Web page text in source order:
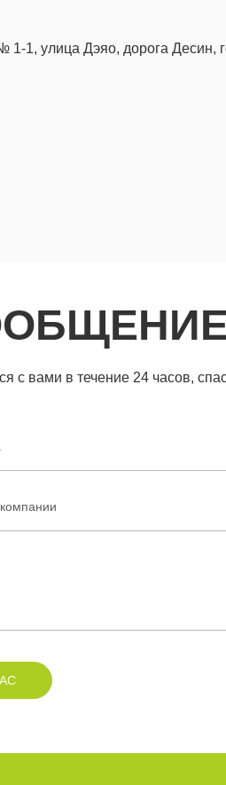
1-1, улица Дэяо, дорога Десин,
с вами в течение 24 часов,